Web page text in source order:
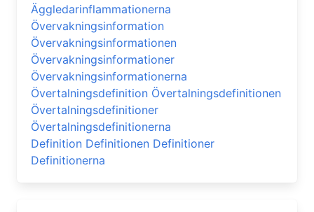
Äggledarinflammationerna
Övervakningsinformation
Övervakningsinformationen
Övervakningsinformationer
Övervakningsinformationerna
Övertalningsdefinition Övertalningsdefinitionen
Övertalningsdefinitioner
Övertalningsdefinitionerna
Definition Definitionen Definitioner
Definitionerna